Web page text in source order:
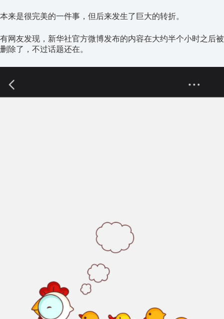
本来是很完美的一件事，但后来发生了巨大的转折。
有网友发现，新华社官方微博发布的内容在大约半个小时之后被
删除了，不过话题还在。